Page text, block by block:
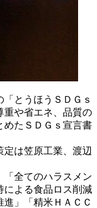
とうほうＳＤＧｓ
重や省エネ、品質の
めたＳＤＧｓ宣言書
は笠原工業、渡辺
「全てのハラスメン
による食品ロス削減
」「精米ＨＡＣＣ